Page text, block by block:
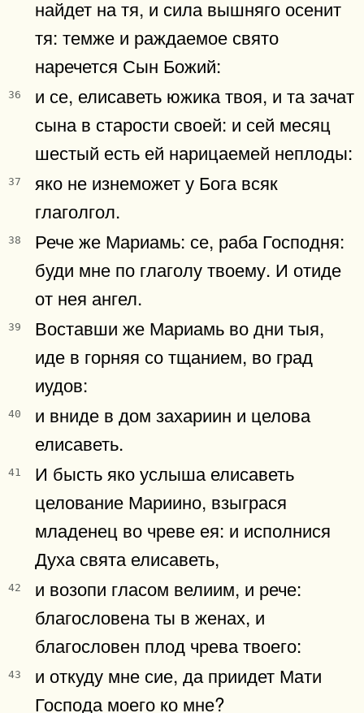
найдет на тя, и сила вышняго осенит
тя: темже и раждаемое свято
наречется Сын Божий:
36
и се, елисаветь южика твоя, и та зачат
сына в старости своей: и сей месяц
шестый есть ей нарицаемей неплоды:
37
яко не изнеможет у Бога всяк
глаголгол.
38
Рече же Мариамь: се, раба Господня:
буди мне по глаголу твоему. И отиде
от нея ангел.
39
Воставши же Мариамь во дни тыя,
иде в горняя со тщанием, во град
иудов:
40
и вниде в дом захариин и целова
елисаветь.
41
И бысть яко услыша елисаветь
целование Мариино, взыграся
младенец во чреве ея: и исполнися
Духа свята елисаветь,
42
и возопи гласом велиим, и рече:
благословена ты в женах, и
благословен плод чрева твоего:
43
и откуду мне сие, да приидет Мати
Господа моего ко мне?